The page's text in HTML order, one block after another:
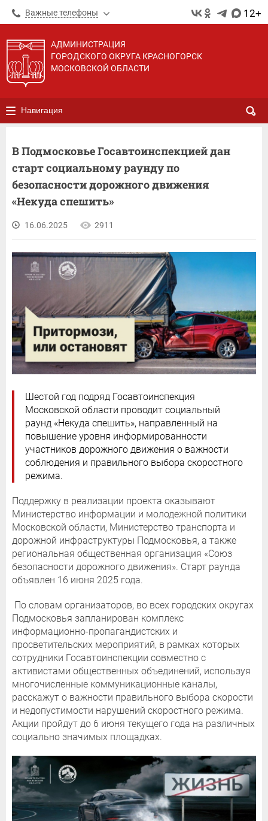
Важные телефоны 12+
АДМИНИСТРАЦИЯ
ГОРОДСКОГО ОКРУГА КРАСНОГОРСК
МОСКОВСКОЙ ОБЛАСТИ
Навигация
В Подмосковье Госавтоинспекцией дан
старт социальному раунду по
безопасности дорожного движения
«Некуда спешить»
16.06.2025 2911
Шестой год подряд Госавтоинспекция
Московской области проводит социальный
раунд «Некуда спешить», направленный на
повышение уровня информированности
участников дорожного движения о важности
соблюдения и правильного выбора скоростного
режима.
Поддержку в реализации проекта оказывают
Министерство информации и молодежной политики
Московской области, Министерство транспорта и
дорожной инфраструктуры Подмосковья, а также
региональная общественная организация «Союз
безопасности дорожного движения». Старт раунда
объявлен 16 июня 2025 года.
По словам организаторов, во всех городских округах
Подмосковья запланирован комплекс
информационно-пропагандистских и
просветительских мероприятий, в рамках которых
сотрудники Госавтоинспекции совместно с
активистами общественных объединений, используя
многочисленные коммуникационные каналы,
расскажут о важности правильного выбора скорости
и недопустимости нарушений скоростного режима.
Акции пройдут до 6 июня текущего года на различных
социально значимых площадках.